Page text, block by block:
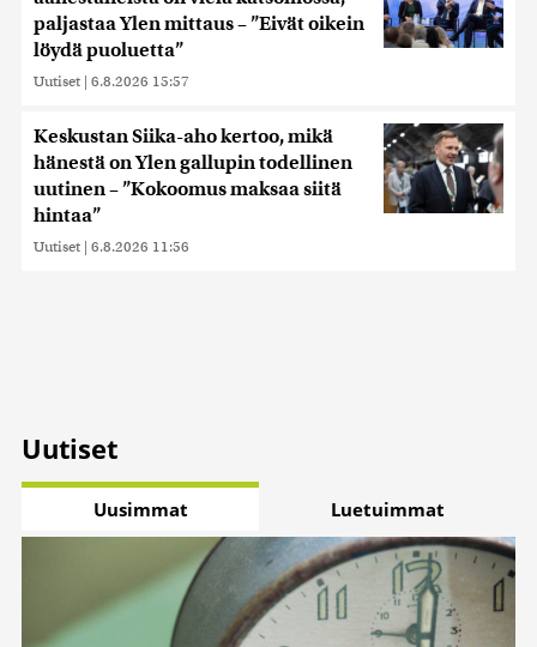
paljastaa Ylen mittaus – ”Eivät oikein
löydä puoluetta”
Uutiset | 6.8.2026 15:57
Keskustan Siika-aho kertoo, mikä
hänestä on Ylen gallupin todellinen
uutinen – ”Kokoomus maksaa siitä
hintaa”
Uutiset | 6.8.2026 11:56
Uutiset
Uusimmat Luetuimmat